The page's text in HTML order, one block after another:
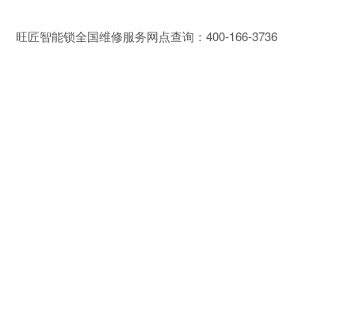
旺匠智能锁全国维修服务网点查询：400-166-3736